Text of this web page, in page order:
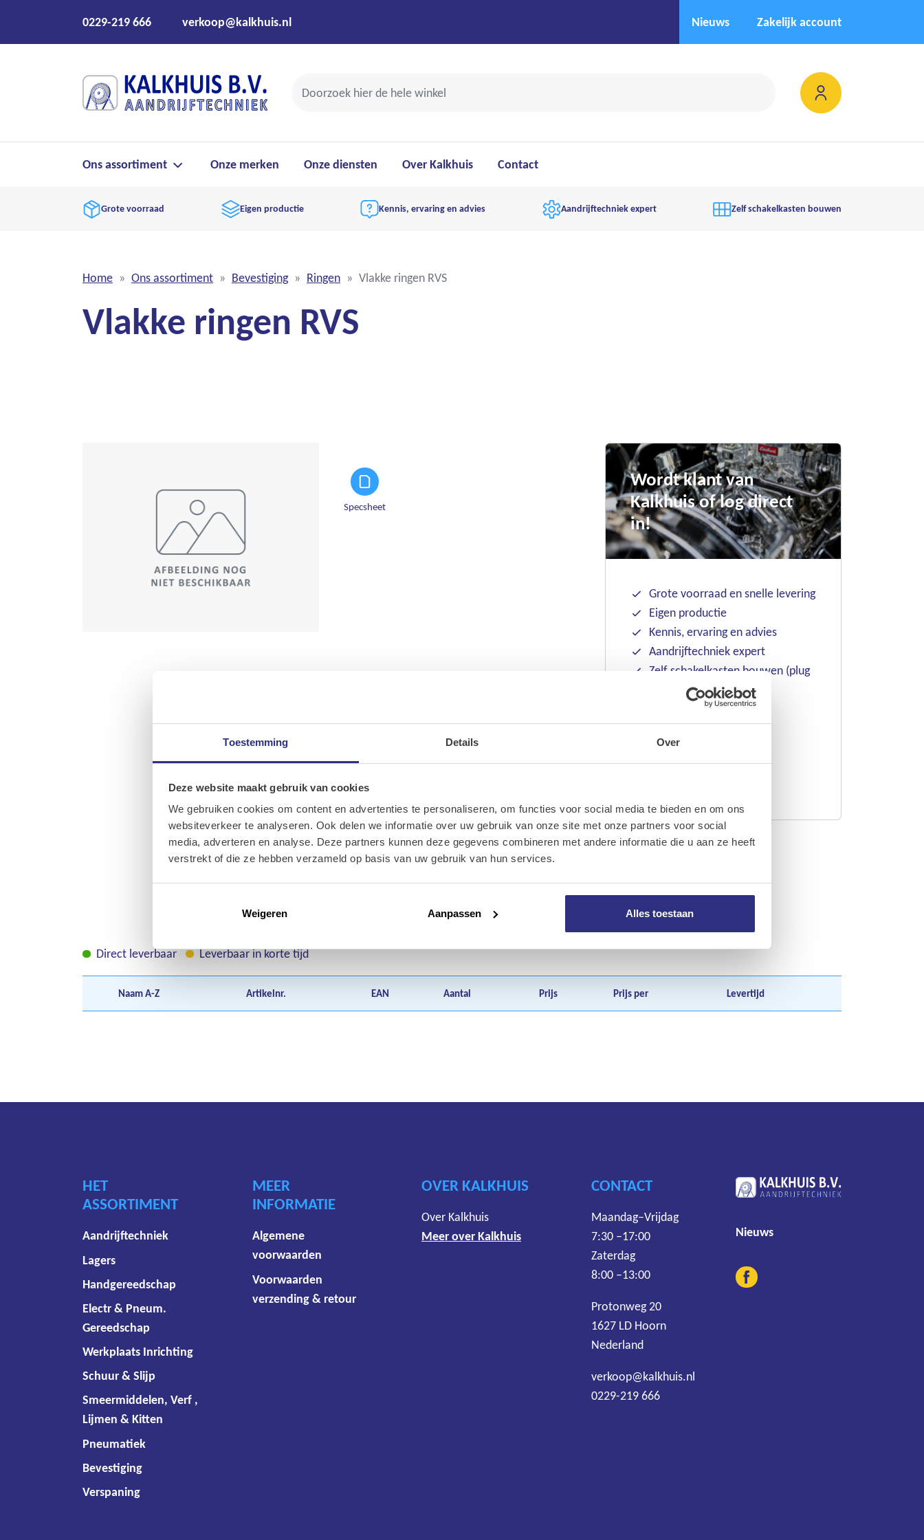
Toestemming Details Over
Deze website maakt gebruik van cookies
We gebruiken cookies om content en advertenties te personaliseren, om functies voor social media te bieden en om ons
websiteverkeer te analyseren. Ook delen we informatie over uw gebruik van onze site met onze partners voor social
media, adverteren en analyse. Deze partners kunnen deze gegevens combineren met andere informatie die u aan ze heeft
verstrekt of die ze hebben verzameld op basis van uw gebruik van hun services.
Weigeren Aanpassen Alles toestaan
Onze diensten
Over Kalkhuis
Contact
0229-219 666 verkoop@kalkhuis.nl Nieuws Zakelijk account
Ons assortiment Onze merken Onze diensten Over Kalkhuis Contact
Grote voorraad Eigen productie Kennis, ervaring en advies Aandrijftechniek expert Zelf schakelkasten bouwen
Home Ons assortiment Bevestiging Ringen Vlakke ringen RVS
Vlakke ringen RVS
Specsheet
Wordt klant van
Kalkhuis of log direct
in!
Grote voorraad en snelle levering
Eigen productie
Kennis, ervaring en advies
Aandrijftechniek expert
Zelf schakelkasten bouwen (plug
Inloggen
Direct leverbaar Leverbaar in korte tijd
NaamA-Z Artikelnr. EAN Aantal Prijs Prijs per Levertijd
HET
ASSORTIMENT
Aandrijftechniek
Lagers
Handgereedschap
Electr & Pneum.
Gereedschap
Werkplaats Inrichting
Schuur & Slijp
Smeermiddelen, Verf ,
Lijmen & Kitten
Pneumatiek
Bevestiging
Verspaning
MEER
INFORMATIE
Algemene
voorwaarden
Voorwaarden
verzending & retour
OVER KALKHUIS
Over Kalkhuis
Meer over Kalkhuis
CONTACT
Maandag–Vrijdag
7:30 –17:00
Zaterdag
8:00 –13:00
Protonweg 20
1627 LD Hoorn
Nederland
verkoop@kalkhuis.nl
0229-219 666
Nieuws